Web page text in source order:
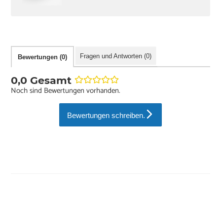
Bewertungen (0) Fragen und Antworten (0)
0,0 Gesamt
Noch sind Bewertungen vorhanden.
Bewertungen schreiben.